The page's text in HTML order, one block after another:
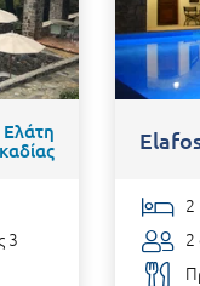
Ελάτη
3
2
2